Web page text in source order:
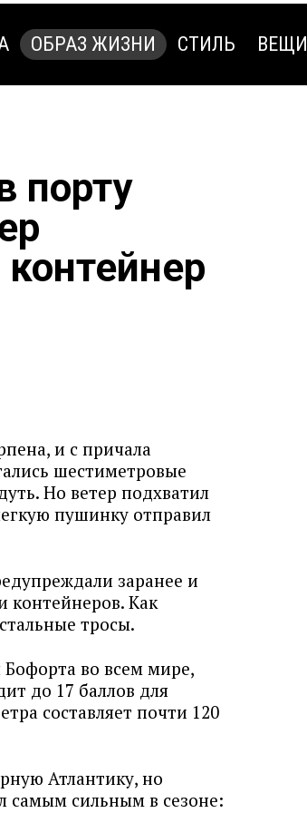
ОБРАЗ ЖИЗНИ СТИЛЬ ВЕЩИ
порту
и с причала
шестиметровые
Но ветер подхватил
пушинку отправил
заранее и
контейнеров. Как
тросы.
во всем мире,
до 17 баллов для
составляет почти 120
Атлантику, но
самым сильным в сезоне: